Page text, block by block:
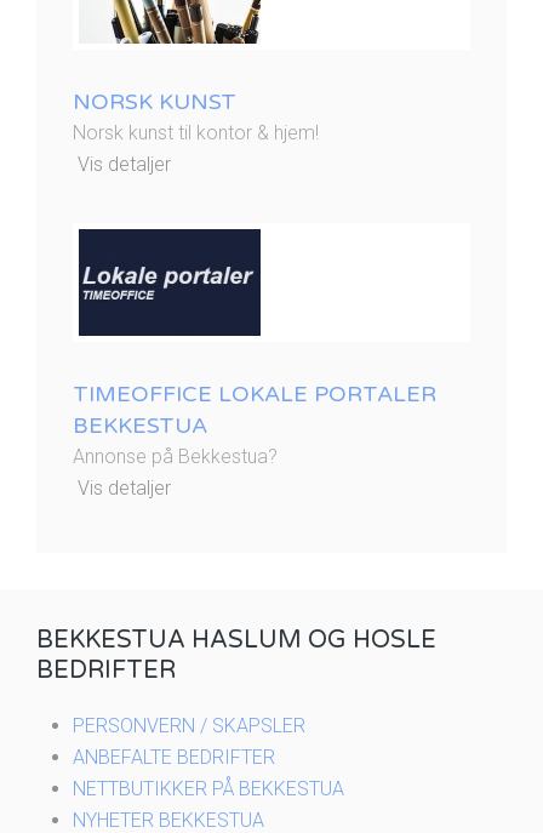
NORSK KUNST
Norsk kunst til kontor & hjem!
Vis detaljer
TIMEOFFICE LOKALE PORTALER
BEKKESTUA
Annonse på Bekkestua?
Vis detaljer
BEKKESTUA HASLUM OG HOSLE
BEDRIFTER
PERSONVERN / SKAPSLER
ANBEFALTE BEDRIFTER
NETTBUTIKKER PÅ BEKKESTUA
NYHETER BEKKESTUA